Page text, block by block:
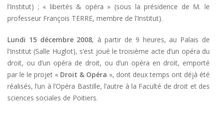
l’Institut) ; « libertés & opéra » (sous la présidence de M. le
professeur François TERRE, membre de l’Institut).
Lundi 15 décembre 2008, à partir de 9 heures, au Palais de
l’Institut (Salle Huglot), s’est joué le troisième acte d’un opéra du
droit, ou d’un opéra de droit, ou d’un opéra en droit, emporté
par le le projet « Droit & Opéra », dont deux temps ont déjà été
réalisés, l’un à l’Opéra Bastille, l’autre à la Faculté de droit et des
sciences sociales de Poitiers.